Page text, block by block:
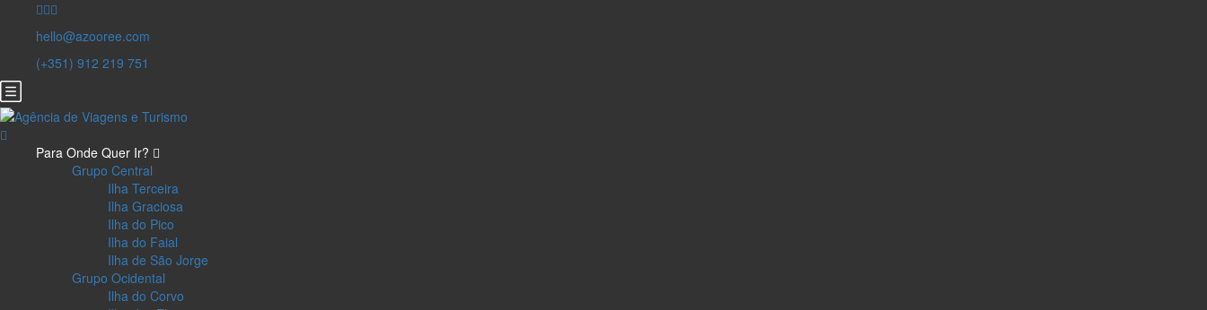
hello@azooree.com
(+351) 912 219 751
Para Onde Quer Ir?
Grupo Central
Ilha Terceira
Ilha Graciosa
Ilha do Pico
Ilha do Faial
Ilha de São Jorge
Grupo Ocidental
Ilha do Corvo